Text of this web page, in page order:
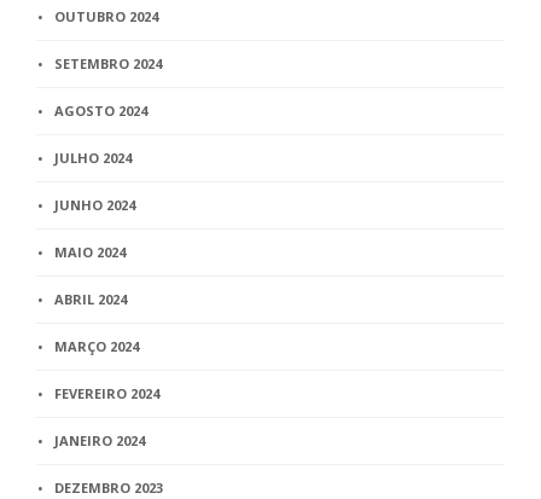
OUTUBRO 2024
SETEMBRO 2024
AGOSTO 2024
JULHO 2024
JUNHO 2024
MAIO 2024
ABRIL 2024
MARÇO 2024
FEVEREIRO 2024
JANEIRO 2024
DEZEMBRO 2023